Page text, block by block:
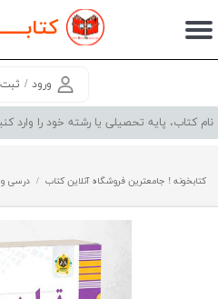
ورود / ثبت
حساب کاربری من
سفارشات
کتابخونه ! جامعترین فروشگاه آنلاین کتاب درسی